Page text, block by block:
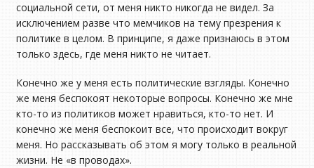
социальной сети, от меня никто никогда не видел. За
исключением разве что мемчиков на тему презрения к
политике в целом. В принципе, я даже признаюсь в этом
только здесь, где меня никто не читает.
Конечно же у меня есть политические взгляды. Конечно
же меня беспокоят некоторые вопросы. Конечно же мне
кто-то из политиков может нравиться, кто-то нет. И
конечно же меня беспокоит все, что происходит вокруг
меня. Но рассказывать об этом я могу только в реальной
жизни. Не «в проводах».